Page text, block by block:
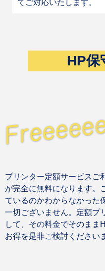
てご対応いたします。
HP保
プリンター定額サービスご
が完全に無料になります。
ているのかわからなかった
一切ございません。定額プ
して、その料金でそのまま
お得を是非ご検討ください